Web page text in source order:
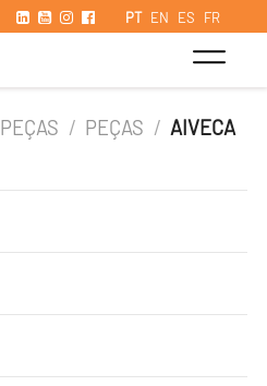
PT EN ES FR
PEÇAS / PEÇAS / AIVECA